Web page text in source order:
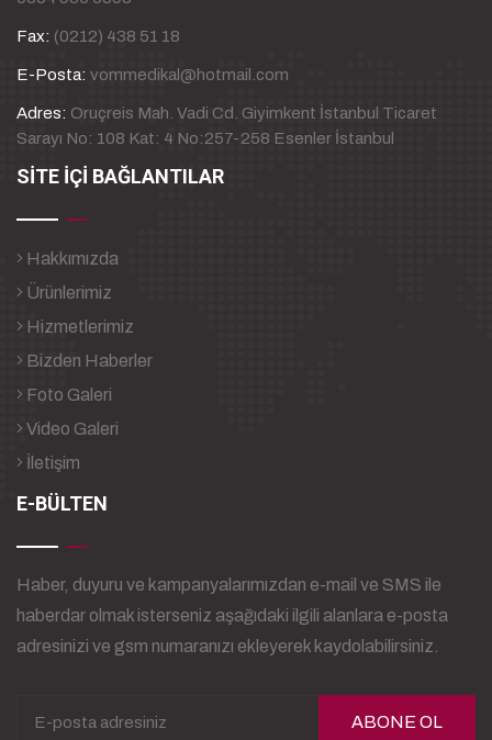
Fax: (0212) 438 51 18
E-Posta: vommedikal@hotmail.com
Adres: Oruçreis Mah. Vadi Cd. Giyimkent İstanbul Ticaret
Sarayı No: 108 Kat: 4 No:257-258 Esenler İstanbul
SİTE İÇİ BAĞLANTILAR
Hakkımızda
Ürünlerimiz
Hizmetlerimiz
Bizden Haberler
Foto Galeri
Video Galeri
İletişim
E-BÜLTEN
Haber, duyuru ve kampanyalarımızdan e-mail ve SMS ile
haberdar olmak isterseniz aşağıdaki ilgili alanlara e-posta
adresinizi ve gsm numaranızı ekleyerek kaydolabilirsiniz.
ABONE OL